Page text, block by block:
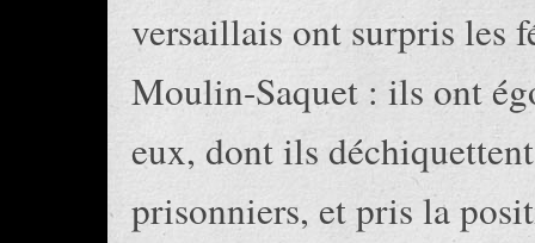
versaillais ont surpris les
Moulin-Saquet : ils ont
eux, dont ils
prisonniers, et pris la